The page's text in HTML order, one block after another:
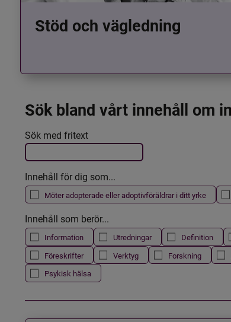
Stöd och vägledning
Sök bland vårt innehåll om
Filtrera resultatet
Det här formuläret postas automatiskt
Sök med fritext
Innehåll för dig som...
Möter adopterade eller adoptivföräldrar i ditt yrke
Innehåll som berör...
Information Utredningar Definition
Föreskrifter
Verktyg Forskning
Psykisk hälsa